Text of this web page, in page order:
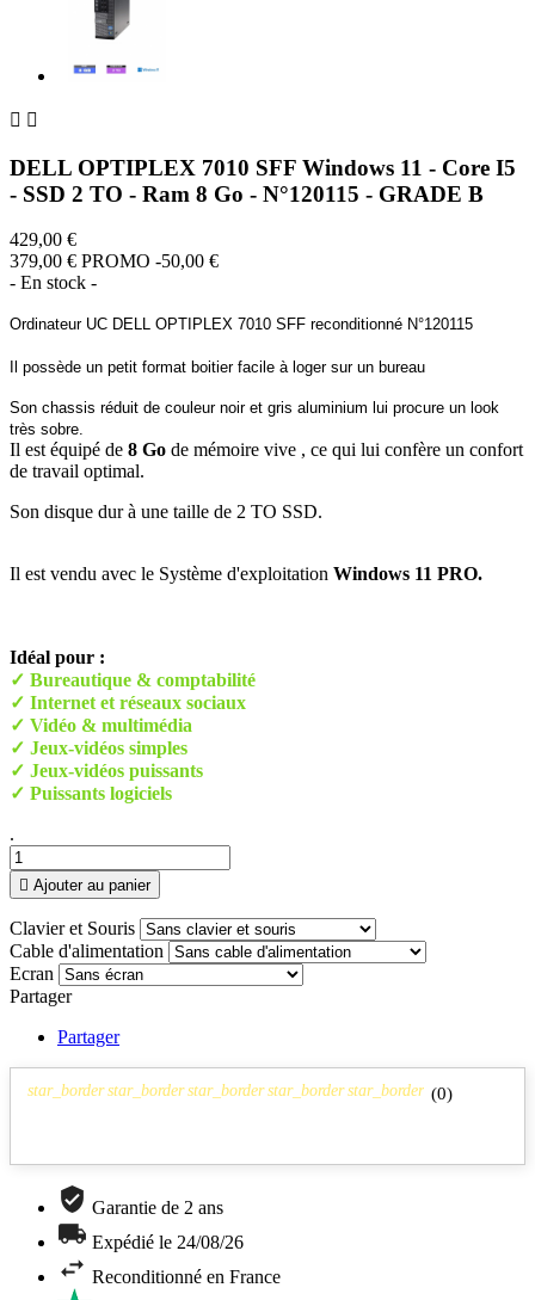
 
DELL OPTIPLEX 7010 SFF Windows 11 - Core I5
- SSD 2 TO - Ram 8 Go - N°120115 - GRADE B
429,00 €
379,00 € PROMO -50,00 €
- En stock -
Ordinateur UC DELL OPTIPLEX 7010 SFF reconditionné N°120115
Il possède un petit format boitier facile à loger sur un bureau
Son chassis réduit de couleur noir et gris aluminium lui procure un look
très sobre.
Il est équipé de 8 Go de mémoire vive , ce qui lui confère un confort
de travail optimal.
Son disque dur à une taille de 2 TO SSD.
Il est vendu avec le Système d'exploitation Windows 11 PRO.
Idéal pour :
✓ Bureautique & comptabilité
✓ Internet et réseaux sociaux
✓ Vidéo & multimédia
✓ Jeux-vidéos simples
✓ Jeux-vidéos puissants
✓ Puissants logiciels
.
 Ajouter au panier
Clavier et Souris
Cable d'alimentation
Ecran
Partager
Partager
star_border star_border star_border star_border star_border (0)
Garantie de 2 ans
Expédié le 24/08/26
Reconditionné en France